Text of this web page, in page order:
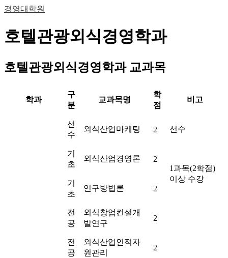
경영대학원
호텔관광외식경영학과
호텔관광외식경영학과 교과목
학과
구
분
교과목명
학
점
비고
선
수
외식산업마케팅 2 선수
기
초
외식산업경영론
2
1과목(2학점)
이상 수강
기
초
연구방법론 2
전
공
외식창업컨설개
발연구
2
전
공
외식산업인적자
원관리
2